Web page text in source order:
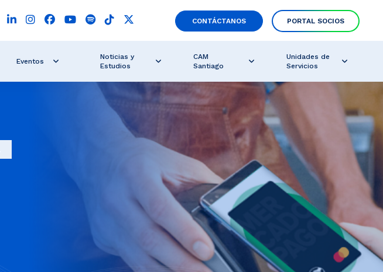
CONTÁCTANOS PORTAL SOCIOS
Eventos
Noticias y
Estudios
CAM
Santiago
Unidades de
Servicios